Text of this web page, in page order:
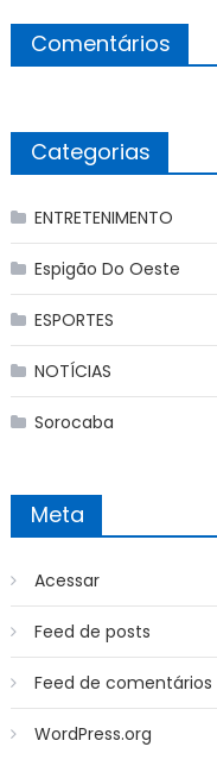
Comentários
Categorias
ENTRETENIMENTO
Espigão Do Oeste
ESPORTES
NOTÍCIAS
Sorocaba
Meta
Acessar
Feed de posts
Feed de comentários
WordPress.org